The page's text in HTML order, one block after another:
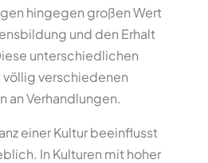
hingegen großen Wert
und den Erhalt
unterschiedlichen
völlig verschiedenen
an Verhandlungen.
einer Kultur beeinflusst
In Kulturen mit hoher